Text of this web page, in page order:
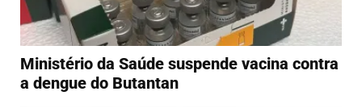
Ministério da Saúde suspende vacina contra
a dengue do Butantan